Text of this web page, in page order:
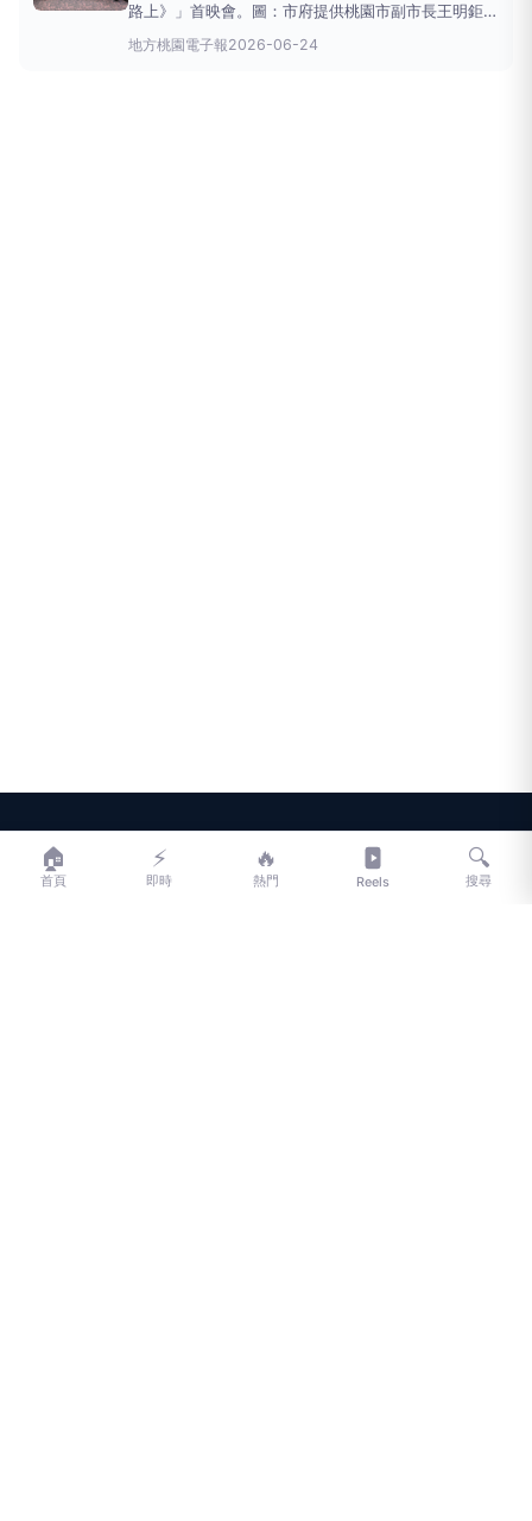
路上》」首映會。圖：市府提供桃園市副市長王明鉅今
(24)日下午前往桃園區，出席「航空城人文
《回家路上》」首映會。王明鉅表示，《回家路上》為
地方桃園電子報2026-06-24
LIFE
LIFE 生活網是台灣領先的生活資訊平台，提供即時新聞、生活、健康、
🏠
首頁
⚡
即時
🔥
熱門 Reels
🔍
搜尋